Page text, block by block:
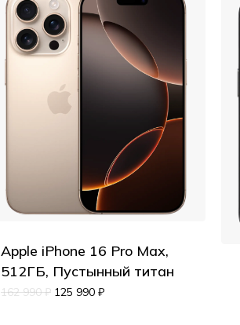
Apple iPhone 16 Pro Max,
512ГБ, Пустынный титан
162 990₽ 125 990 ₽